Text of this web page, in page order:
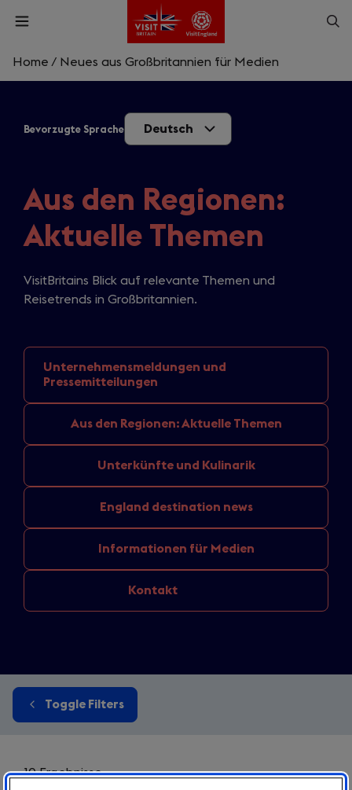
Skip
content
Open
Enter
a
Home / Neues aus Großbritannien für Medien
Bevorzugte Sprache Deutsch
Aus den Regionen:
Aktuelle Themen
VisitBritains Blick auf relevante Themen und
Reisetrends in Großbritannien.
Unternehmensmeldungen und
Pressemitteilungen
Aus den Regionen: Aktuelle Themen
Unterkünfte und Kulinarik
England destination news
Informationen für Medien
Kontakt
Toggle Filters
10 Ergebnisse